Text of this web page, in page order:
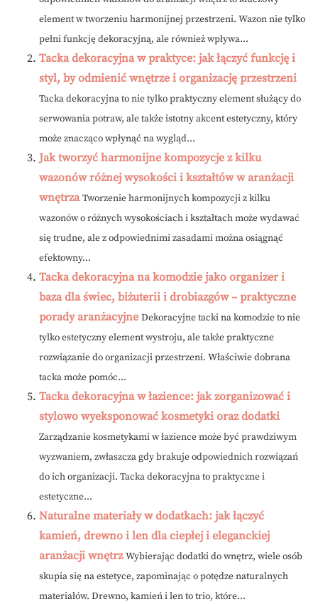
element w tworzeniu harmonijnej przestrzeni. Wazon nie tylko
pełni funkcję dekoracyjną, ale również wpływa...
Tacka dekoracyjna w praktyce: jak łączyć funkcję i
styl, by odmienić wnętrze i organizację przestrzeni
Tacka dekoracyjna to nie tylko praktyczny element służący do
serwowania potraw, ale także istotny akcent estetyczny, który
może znacząco wpłynąć na wygląd...
Jak tworzyć harmonijne kompozycje z kilku
wazonów różnej wysokości i kształtów w aranżacji
wnętrza Tworzenie harmonijnych kompozycji z kilku
wazonów o różnych wysokościach i kształtach może wydawać
się trudne, ale z odpowiednimi zasadami można osiągnąć
efektowny...
Tacka dekoracyjna na komodzie jako organizer i
baza dla świec, biżuterii i drobiazgów – praktyczne
porady aranżacyjne Dekoracyjne tacki na komodzie to nie
tylko estetyczny element wystroju, ale także praktyczne
rozwiązanie do organizacji przestrzeni. Właściwie dobrana
tacka może pomóc...
Tacka dekoracyjna w łazience: jak zorganizować i
stylowo wyeksponować kosmetyki oraz dodatki
Zarządzanie kosmetykami w łazience może być prawdziwym
wyzwaniem, zwłaszcza gdy brakuje odpowiednich rozwiązań
do ich organizacji. Tacka dekoracyjna to praktyczne i
estetyczne...
Naturalne materiały w dodatkach: jak łączyć
kamień, drewno i len dla ciepłej i eleganckiej
aranżacji wnętrz Wybierając dodatki do wnętrz, wiele osób
skupia się na estetyce, zapominając o potędze naturalnych
materiałów. Drewno, kamień i len to trio, które...